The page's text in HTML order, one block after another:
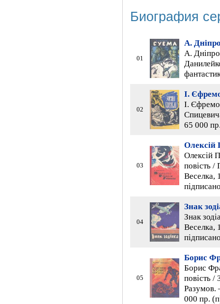
Биография
01
А.
А.
02
І.
І.
65 000
03
Олексій
Олексій
повість
Веселка,
04
Знак
Знак
Веселка,
05
Борис
Борис
повість /
Разумов.
000 пр.